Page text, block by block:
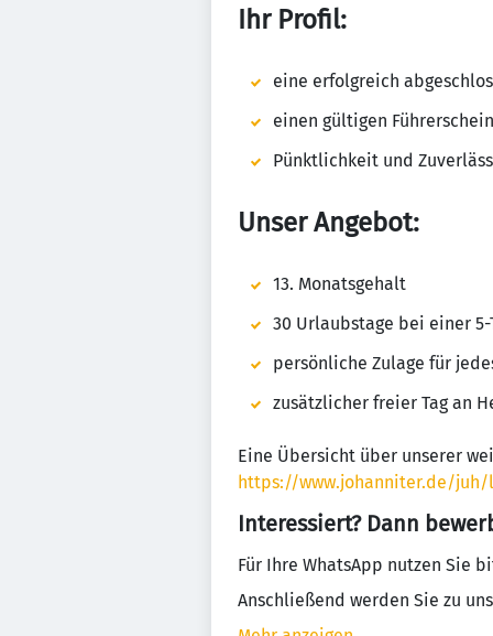
Ihr Profil:
eine erfolgreich
einen gültigen
Pünktlichkeit und
Unser Angebot:
13. Monatsgehalt
30 Urlaubstage bei einer 5-
persönliche Zulage für
zusätzlicher freier Tag an
Eine Übersicht über unserer
https://www.johanniter.de/
Interessiert? Dann
Für Ihre WhatsApp nutzen Sie
Anschließend werden Sie zu